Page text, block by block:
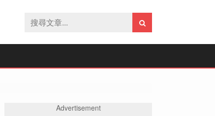
Advertisement